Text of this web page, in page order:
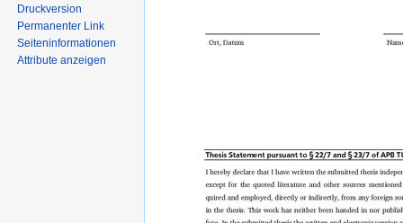
Druckversion
Permanenter Link
Seiten­informationen
Attribute anzeigen